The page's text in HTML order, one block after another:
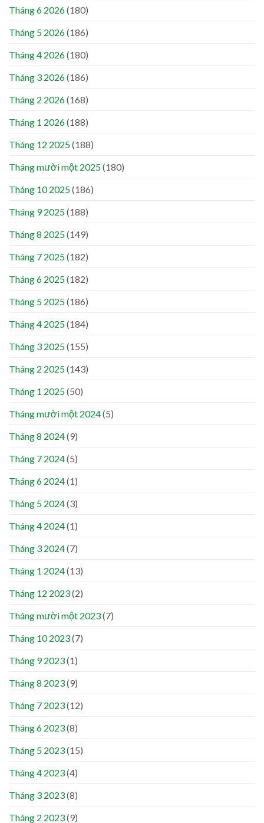
Tháng 6 2026(180)
Tháng 5 2026(186)
Tháng 4 2026(180)
Tháng 3 2026(186)
Tháng 2 2026(168)
Tháng 1 2026(188)
Tháng 12 2025(188)
Tháng mười một 2025(180)
Tháng 10 2025(186)
Tháng 9 2025(188)
Tháng 8 2025(149)
Tháng 7 2025(182)
Tháng 6 2025(182)
Tháng 5 2025(186)
Tháng 4 2025(184)
Tháng 3 2025(155)
Tháng 2 2025(143)
Tháng 1 2025(50)
Tháng mười một 2024(5)
Tháng 8 2024(9)
Tháng 7 2024(5)
Tháng 6 2024(1)
Tháng 5 2024(3)
Tháng 4 2024(1)
Tháng 3 2024(7)
Tháng 1 2024(13)
Tháng 12 2023(2)
Tháng mười một 2023(7)
Tháng 10 2023(7)
Tháng 9 2023(1)
Tháng 8 2023(9)
Tháng 7 2023(12)
Tháng 6 2023(8)
Tháng 5 2023(15)
Tháng 4 2023(4)
Tháng 3 2023(8)
Tháng 2 2023(9)